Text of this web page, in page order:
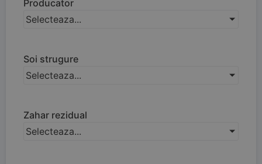
Producator
Selecteaza...
Soi strugure
Selecteaza...
Zahar rezidual
Selecteaza...